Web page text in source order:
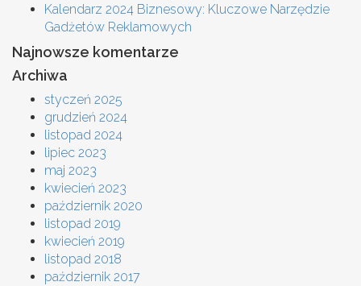
Kalendarz 2024 Biznesowy: Kluczowe Narzędzie
Gadżetów Reklamowych
Najnowsze komentarze
Archiwa
styczeń 2025
grudzień 2024
listopad 2024
lipiec 2023
maj 2023
kwiecień 2023
październik 2020
listopad 2019
kwiecień 2019
listopad 2018
październik 2017